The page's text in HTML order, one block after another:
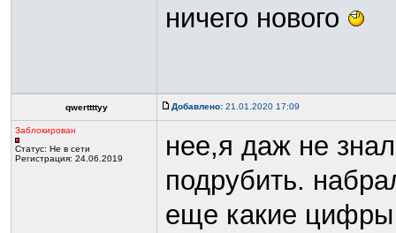
ничего нового
qwerttttyy Добавлено: 21.01.2020 17:09
Заблокирован
Статус: Не в сети
Регистрация: 24.06.2019
нее,я даж не
подрубить.
еще какие цифры